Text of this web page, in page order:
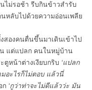
นไม่รอช้า รีบกินข้าวสำรับ
หลับไปด้วยความอ่อนเพลีย
สองคนตื่นขึ้นมาเดินเข้าไป
น แต่แปลก คนในหมู่บ้าน
หน้าต่างเงียบกริบ ‘แปลก
อะไรก็ไม่ตอบ แล้วนี่
ก ‘กูว่าท่าจะไม่ดีแล้วว่ะ มัน